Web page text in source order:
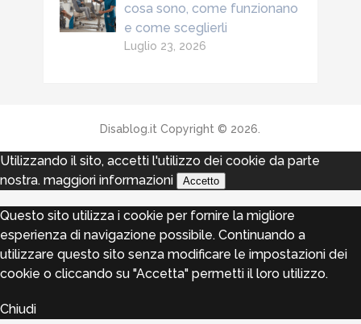
cosa sono, come funzionano
e come sceglierli
Luglio 23, 2026
Disablog.it Copyright © 2026.
Utilizzando il sito, accetti l'utilizzo dei cookie da parte
nostra. maggiori informazioni Accetto
Questo sito utilizza i cookie per fornire la migliore
esperienza di navigazione possibile. Continuando a
utilizzare questo sito senza modificare le impostazioni dei
cookie o cliccando su "Accetta" permetti il loro utilizzo.
Chiudi